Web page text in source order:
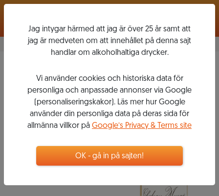
CHÂTEAU
MUSAR
kr
Flaska, 750 ml
Jag intygar härmed att jag är över 25 år samt att
jag är medveten om att innehållet på denna sajt
handlar om alkoholhaltiga drycker.
Vi använder cookies och historiska data för
personliga och anpassade annonser via Google
(personaliseringskakor). Läs mer hur Google
använder din personliga data på deras sida för
allmänna villkor på Google’s Privacy & Terms site
OK - gå in på sajten!